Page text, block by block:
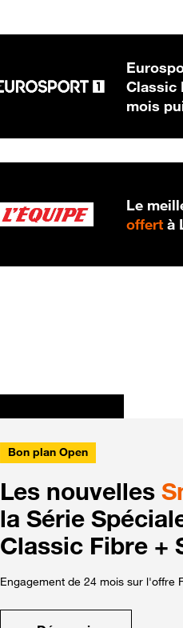
Classic
mois
Le
offert à
Bon plan Open
Les nouvelles
la Série
Classic Fibre +
Engagement de 24 mois sur l'offre